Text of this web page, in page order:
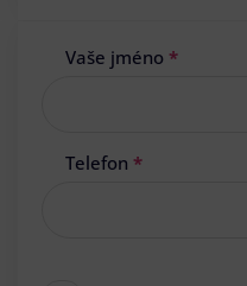
Vaše jméno *
Telefon *